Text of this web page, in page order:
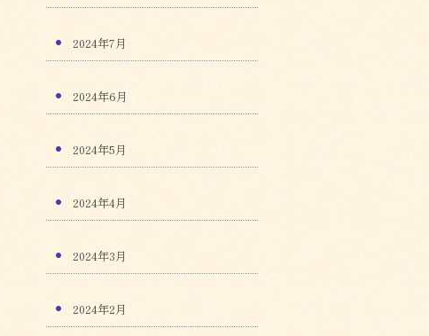
2024年7月
2024年6月
2024年5月
2024年4月
2024年3月
2024年2月